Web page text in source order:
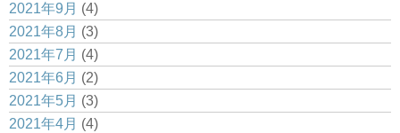
2021年9月 (4)
2021年8月 (3)
2021年7月 (4)
2021年6月 (2)
2021年5月 (3)
2021年4月 (4)